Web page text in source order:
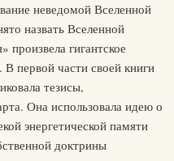
неведомой Вселенной
назвать Вселенной
произвела гигантское
первой части своей книги
тезисы,
Она использовала идею о
энергетической памяти
доктрины